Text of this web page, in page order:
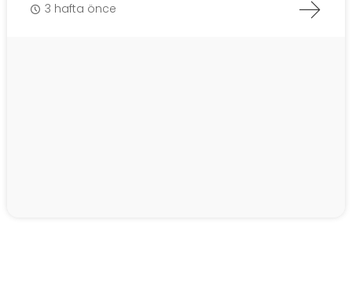
3 hafta önce